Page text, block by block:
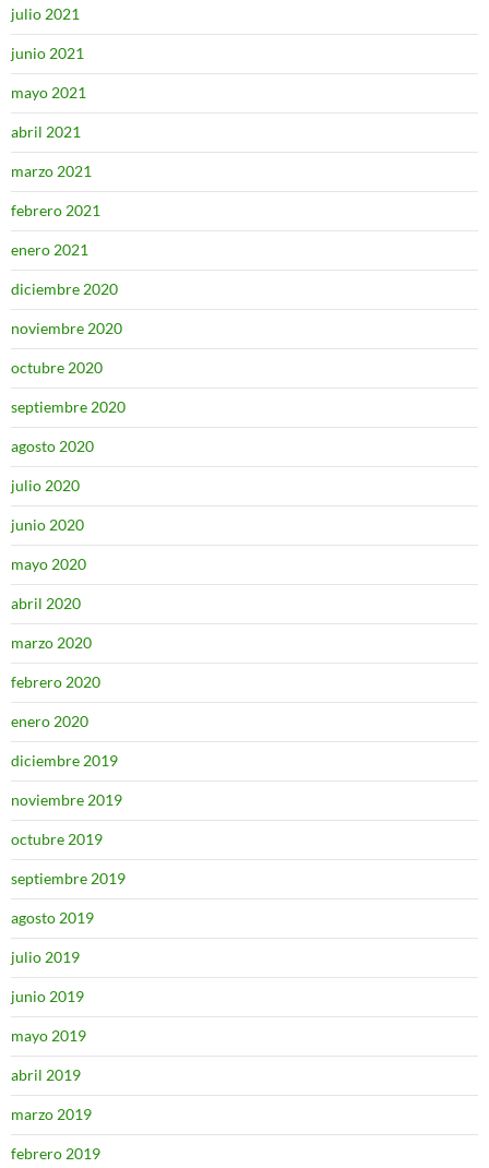
julio 2021
junio 2021
mayo 2021
abril 2021
marzo 2021
febrero 2021
enero 2021
diciembre 2020
noviembre 2020
octubre 2020
septiembre 2020
agosto 2020
julio 2020
junio 2020
mayo 2020
abril 2020
marzo 2020
febrero 2020
enero 2020
diciembre 2019
noviembre 2019
octubre 2019
septiembre 2019
agosto 2019
julio 2019
junio 2019
mayo 2019
abril 2019
marzo 2019
febrero 2019